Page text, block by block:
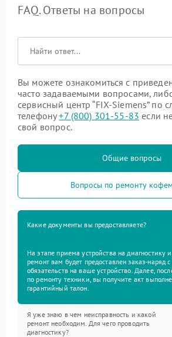
FAQ. Ответы на вопросы
Вы можете ознакомиться с
часто задаваемыми вопросами,
сервисный центр “FIX-Siemens” по
телефону+7 (800) 301-55-83 если
свой вопрос.
Общие вопросы
Вопросы по ремонту
Какие документы вы предоставляете?
На этапе приема устройства на диагностику
ремонт вам будет предоставлен заказ-наряд
обязательств на ваше устройство. Далее,
по ремонту техники, вы получите акт
гарантийный талон.
Я уже знаю в чем неисправность и какой
ремонт необходим. Для чего проводить
диагностику?